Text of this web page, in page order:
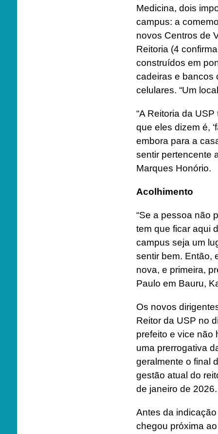
Medicina, dois
campus: a
novos Centros de
Reitoria (4
construídos em
cadeiras e bancos
celulares. “Um
“A Reitoria da
que eles dizem é,
embora para a
sentir pertencente
Marques Honório.
Acolhimento
“Se a pessoa não
tem que ficar aqui
campus seja um
sentir bem. Então,
nova, e primeira,
Paulo em Bauru,
Os novos
Reitor da USP no
prefeito e vice não
uma prerrogativa
geralmente o final
gestão atual do
de janeiro de 2026.
Antes da
chegou próxima